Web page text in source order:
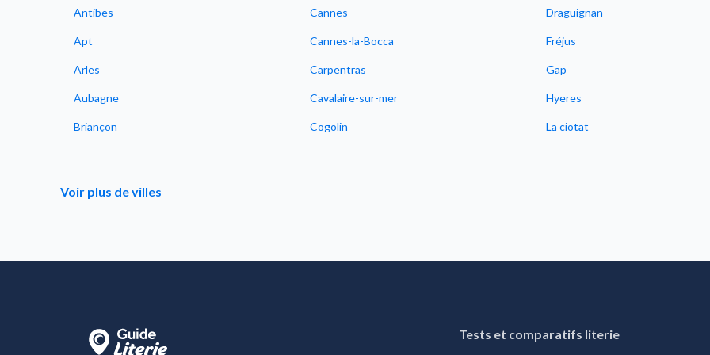
Antibes
Apt
Arles
Aubagne
Briançon
Cannes
Cannes-la-Bocca
Carpentras
Cavalaire-sur-mer
Cogolin
Draguignan
Fréjus
Gap
Hyeres
La ciotat
Voir plus de villes
Tests et comparatifs literie